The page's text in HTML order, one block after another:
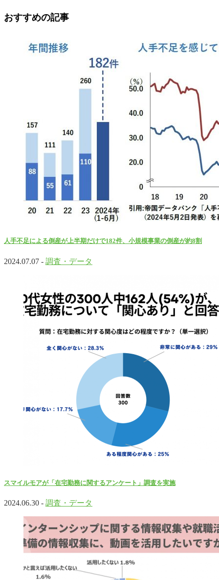
おすすめの記事
人手不足による倒産が上半期だけで182件、小規模事業の倒産が約8割
2024.07.07 - 調査・データ
スマイルモアが「在宅勤務に関するアンケート」調査を実施
2024.06.30 - 調査・データ